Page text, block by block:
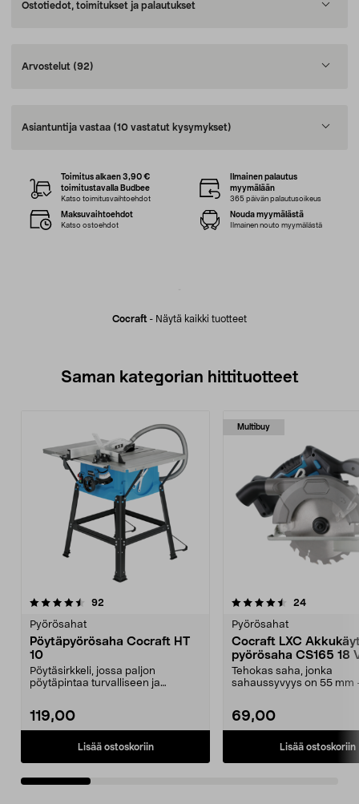
Ostotiedot, toimitukset ja palautukset
Arvostelut (92)
Asiantuntija vastaa (10 vastatut kysymykset)
Cocraft - Näytä kaikki tuotteet
Toimitus alkaen 3,90 €
toimitustavalla Budbee
Katso toimitusvaihtoehdot
Ilmainen palautus
myymälään
365 päivän palautusoikeus
Maksuvaihtoehdot
Katso ostoehdot
Nouda myymälästä
Ilmainen nouto myymälästä
Saman kategorian hittituotteet
92
Pyörösahat
Pöytäpyörösaha Cocraft HT
10
Pöytäsirkkeli, jossa paljon
pöytäpintaa turvalliseen ja
119,00
Lisää ostoskoriin
Multibuy
4.5 viidestä
24arvostelut
Pyörösahat
Cocraft LXC
pyörösaha CS165 18
Tehokas saha, jonka
sahaussyvyys on 55 mm
69,00
Lisää ostoskoriin
4.0 viidestä